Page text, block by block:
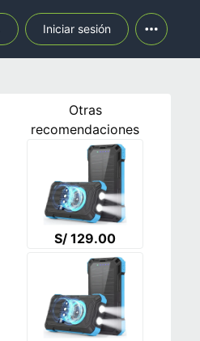
Iniciar sesión
Otras
recomendaciones
S/ 129.00